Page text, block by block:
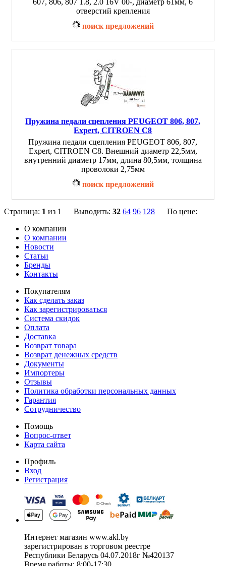
607, 806, 807 1.8, 2.0 16V 00-, диаметр 61мм, 6
отверстий крепления
поиск предложений
Пружина педали сцепления PEUGEOT 806, 807,
Expert, CITROEN C8
Пружина педали сцепления PEUGEOT 806, 807,
Expert, CITROEN C8. Внешний диаметр 22,5мм,
внутренний диаметр 17мм, длина 80,5мм, толщина
проволоки 2,75мм
поиск предложений
Страница: 1 из 1 Выводить: 32 64 96 128
По цене:
О компании
О компании
Новости
Статьи
Бренды
Контакты
Покупателям
Как сделать заказ
Как зарегистрироваться
Система скидок
Оплата
Доставка
Возврат товара
Возврат денежных средств
Документы
Импортеры
Отзывы
Политика обработки персональных данных
Гарантия
Сотрудничество
Помощь
Вопрос-ответ
Карта сайта
Профиль
Вход
Регистрация
Интернет магазин www.akl.by
зарегистрирован в торговом реестре
Республики Беларусь 04.07.2018г №420137
Время работы: 8:00-17:30,